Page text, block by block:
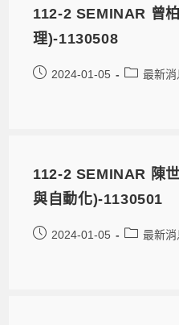
112-2 SEMINAR 曾
理)-1130508
2024-01-05 最新消
112-2 SEMINAR 陳
與自動化)-1130501
2024-01-05 最新消